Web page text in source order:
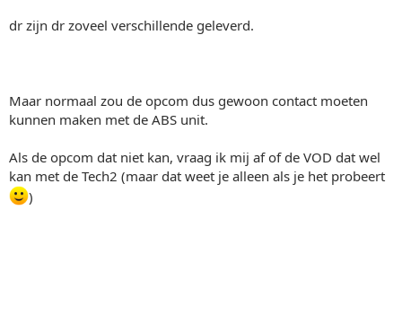
dr zijn dr zoveel verschillende geleverd.
Maar normaal zou de opcom dus gewoon contact moeten
kunnen maken met de ABS unit.
Als de opcom dat niet kan, vraag ik mij af of de VOD dat wel
kan met de Tech2 (maar dat weet je alleen als je het probeert
)